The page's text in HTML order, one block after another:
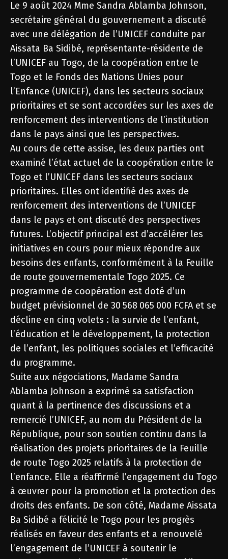
Le 9 août 2024 Mme Sandra Ablamba Johnson,
secrétaire général du gouvernement a discuté
avec une délégation de l’UNICEF conduite par
Aissata Ba Sidibé, représentante-résidente de
l’UNICEF au Togo, de la coopération entre le
Togo et le Fonds des Nations Unies pour
l’Enfance (UNICEF), dans les secteurs sociaux
prioritaires et se sont accordées sur les axes de
renforcement des interventions de l’institution
dans le pays ainsi que les perspectives.
Au cours de cette assise, les deux parties ont
examiné l’état actuel de la coopération entre le
Togo et l’UNICEF dans les secteurs sociaux
prioritaires. Elles ont identifié des axes de
renforcement des interventions de l’UNICEF
dans le pays et ont discuté des perspectives
futures. L’objectif principal est d’accélérer les
initiatives en cours pour mieux répondre aux
besoins des enfants, conformément à la Feuille
de route gouvernementale Togo 2025. Ce
programme de coopération est doté d’un
budget prévisionnel de 30 568 065 000 FCFA et se
décline en cinq volets : la survie de l’enfant,
l’éducation et le développement, la protection
de l’enfant, les politiques sociales et l’efficacité
du programme.
Suite aux négociations, Madame Sandra
Ablamba Johnson a exprimé sa satisfaction
quant à la pertinence des discussions et a
remercié l’UNICEF, au nom du Président de la
République, pour son soutien continu dans la
réalisation des projets prioritaires de la Feuille
de route Togo 2025 relatifs à la protection de
l’enfance. Elle a réaffirmé l’engagement du Togo
à œuvrer pour la promotion et la protection des
droits des enfants. De son côté, Madame Aissata
Ba Sidibé a félicité le Togo pour les progrès
réalisés en faveur des enfants et a renouvelé
l’engagement de l’UNICEF à soutenir le